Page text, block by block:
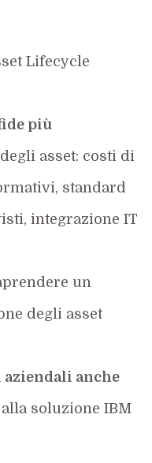
Lifecycle
più
asset: costi di
standard
integrazione IT
un
degli asset
aziendali anche
soluzione IBM